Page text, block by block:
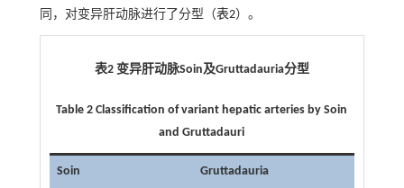
同，对变异肝动脉进行了分型（表2）。
表2 变异肝动脉Soin及Gruttadauria分型
Table 2 Classification of variant hepatic arteries by Soin
and Gruttadauri
Soin Gruttadauria